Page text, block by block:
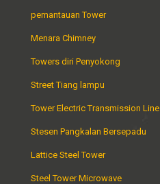
pemantauan Tower
Menara Chimney
Towers diri Penyokong
Street Tiang lampu
Tower Electric Transmission Line
Stesen Pangkalan Bersepadu
Lattice Steel Tower
Steel Tower Microwave